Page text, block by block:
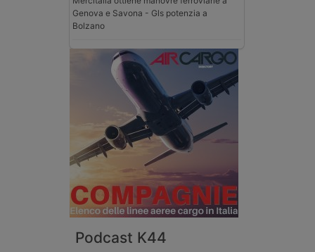
Genova e Savona - Gls potenzia a
Bolzano
Podcast K44